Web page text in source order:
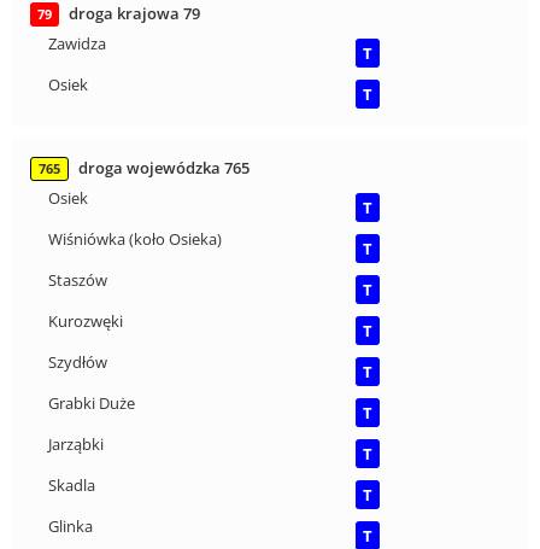
79
droga krajowa 79
Zawidza
T
Osiek
T
765
droga wojewódzka 765
Osiek
T
Wiśniówka (koło Osieka)
T
Staszów
T
Kurozwęki
T
Szydłów
T
Grabki Duże
T
Jarząbki
T
Skadla
T
Glinka
T